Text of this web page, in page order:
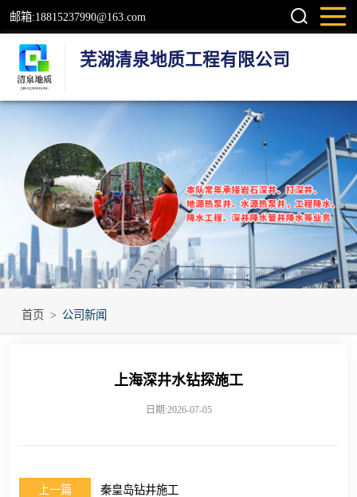
邮箱:18815237990@163.com
芜湖清泉地质工程有限公司
首页 > 公司新闻
上海深井水钻探施工
日期:2026-07-05
上一篇 秦皇岛钻井施工
检测井
地源热泵井
温泉地热井
岩石井
工程降水井